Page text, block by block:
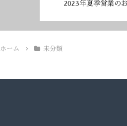
2023年夏季営業の
ホーム 未分類